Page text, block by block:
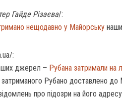
Гайде Різаєва/:
нещодавно у Майорську
:
джерел – Рубана затримали на
Рубано доставлено до
про підозри на його